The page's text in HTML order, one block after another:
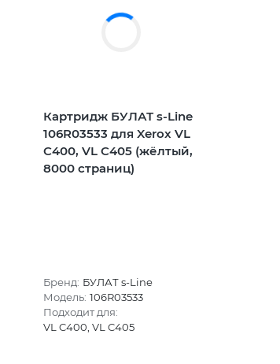
Картридж БУЛАТ s-Line
106R03533 для Xerox VL
C400, VL C405 (жёлтый,
8000 страниц)
Бренд: БУЛАТ s-Line
Модель: 106R03533
Подходит для:
VL C400, VL C405